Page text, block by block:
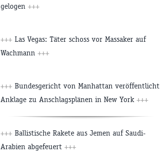
gelogen +++
+++ Las Vegas: Täter schoss vor Massaker auf
Wachmann +++
+++ Bundesgericht von Manhattan veröffentlicht
Anklage zu Anschlagsplänen in New York +++
+++ Ballistische Rakete aus Jemen auf Saudi-
Arabien abgefeuert +++